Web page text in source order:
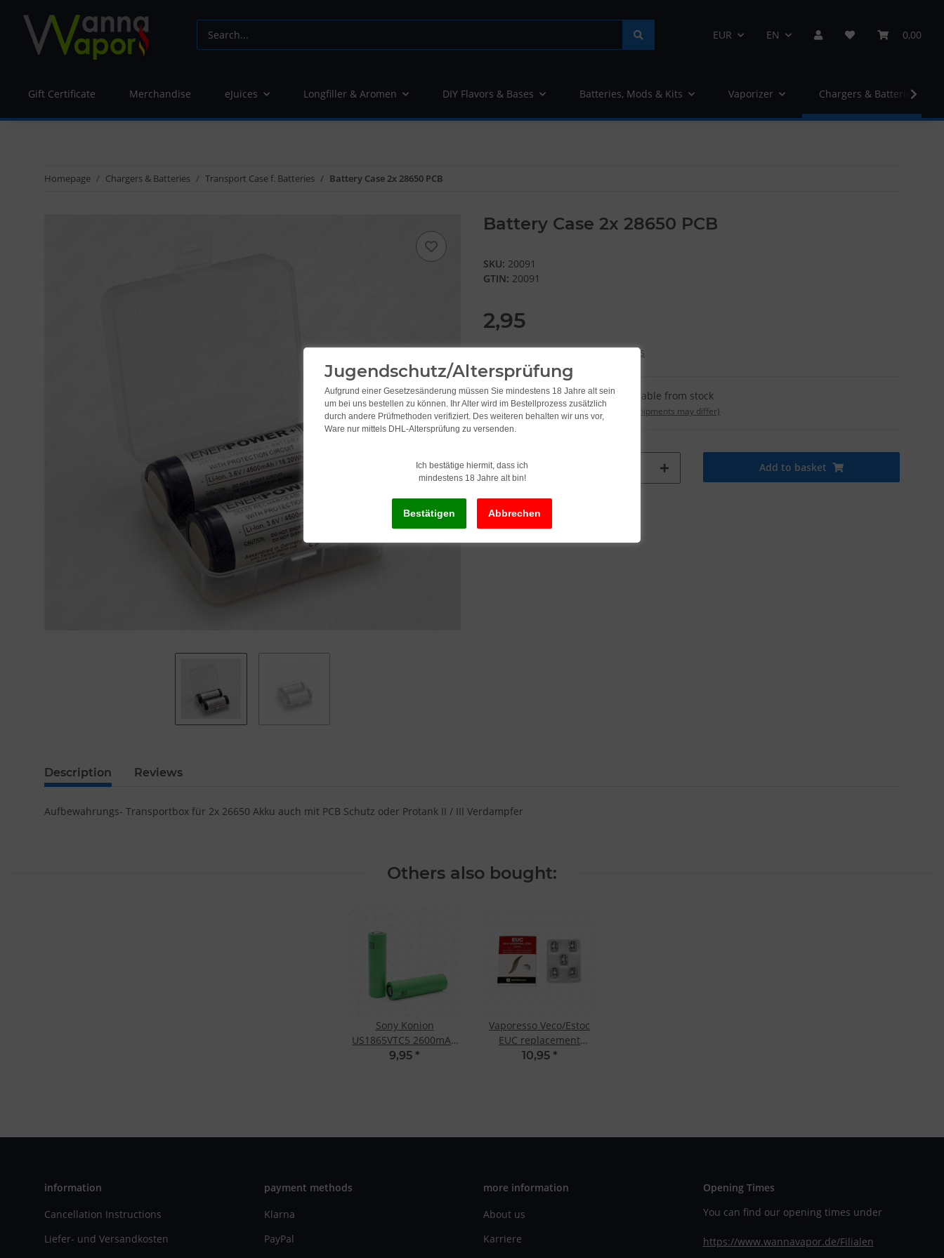
EUR EN 0,00
Gift Certificate Merchandise eJuices Longfiller & Aromen DIY Flavors & Bases Batteries, Mods & Kits Vaporizer Chargers & Batteries
Homepage Chargers & Batteries Transport Case f. Batteries Battery Case 2x 28650 PCB
Battery Case 2x 28650 PCB
SKU: 20091
GTIN: 20091
2,95
shipping costs
Delivery status: Immediately available from stock
Delivery time: 2 - 3 Workdays (DE - int. shipments may differ)
Add to basket
Description Reviews
Aufbewahrungs- Transportbox für 2x 26650 Akku auch mit PCB Schutz oder Protank II / III Verdampfer
Others also bought:
Sony Konion
US1865VTC5 2600mAh
3.6-3,7V
9,95 *
Vaporesso Veco/Estoc
EUC replacement
ceramic coil SS316L 0.3
10,95 *
information
Cancellation Instructions
Liefer- und Versandkosten
payment methods
Klarna
PayPal
more information
About us
Karriere
Opening Times
You can find our opening times under
https://www.wannavapor.de/Filialen
Jugendschutz/Altersprüfung
Aufgrund einer Gesetzesänderung müssen Sie mindestens 18 Jahre alt sein
um bei uns bestellen zu können. Ihr Alter wird im Bestellprozess zusätzlich
durch andere Prüfmethoden verifiziert. Des weiteren behalten wir uns vor,
Ware nur mittels DHL-Altersprüfung zu versenden.
Ich bestätige hiermit, dass ich
mindestens 18 Jahre alt bin!